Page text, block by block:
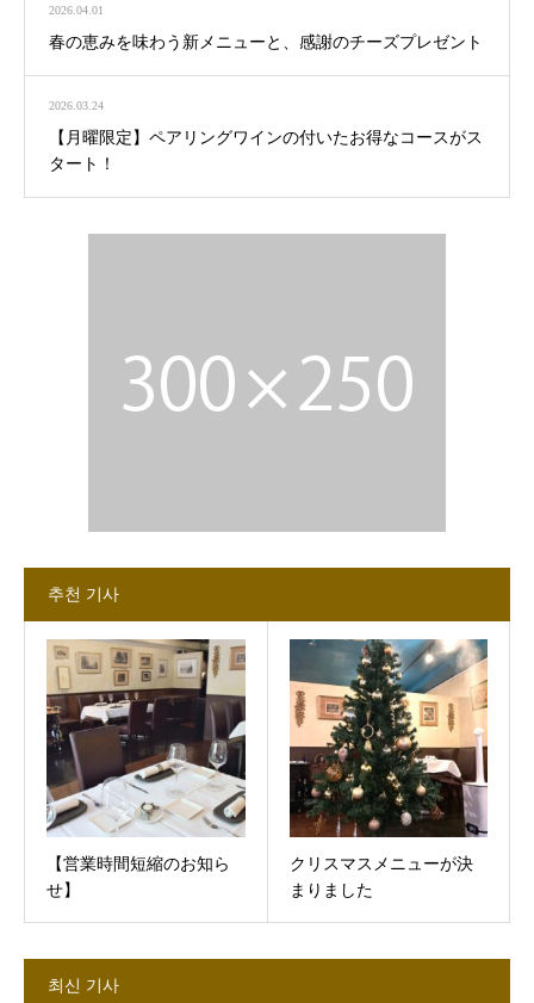
2026.04.01
春の恵みを味わう新メニューと、感謝のチーズプレゼント
2026.03.24
【月曜限定】ペアリングワインの付いたお得なコースがス
タート！
추천 기사
【営業時間短縮のお知ら
せ】
クリスマスメニューが決
まりました
최신 기사